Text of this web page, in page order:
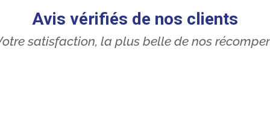
Avis vérifiés de nos clients
satisfaction, la plus belle de nos